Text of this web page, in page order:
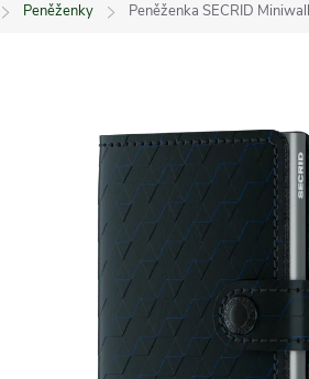
Peněženky Peněženka SECRID